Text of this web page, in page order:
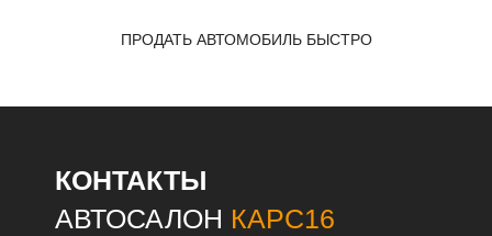
ПРОДАТЬ АВТОМОБИЛЬ БЫСТРО
КОНТАКТЫ
АВТОСАЛОН КАРС16